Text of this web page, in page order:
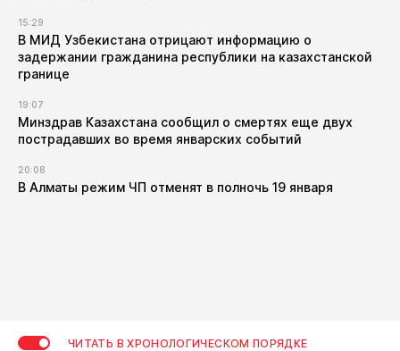
15:29
В МИД Узбекистана отрицают информацию о
задержании гражданина республики на казахстанской
границе
19:07
Минздрав Казахстана сообщил о смертях еще двух
пострадавших во время январских событий
20:08
В Алматы режим ЧП отменят в полночь 19 января
ЧИТАТЬ В ХРОНОЛОГИЧЕСКОМ ПОРЯДКЕ